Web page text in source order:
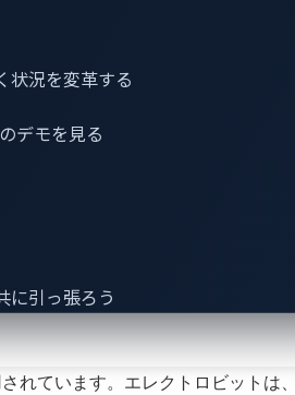
状況を変革する
デモを見る
に引っ張ろう
ックス・チェンのコ
重要です。「
なるでしょう。今回の互換性認証
負担を軽減することで、自動車
いて
クテッドソフトウェア製品・サ
年以上、自動車業界向けインフラ
スの分野で柔軟かつ革新的なソ
れています。エレクトロビットは